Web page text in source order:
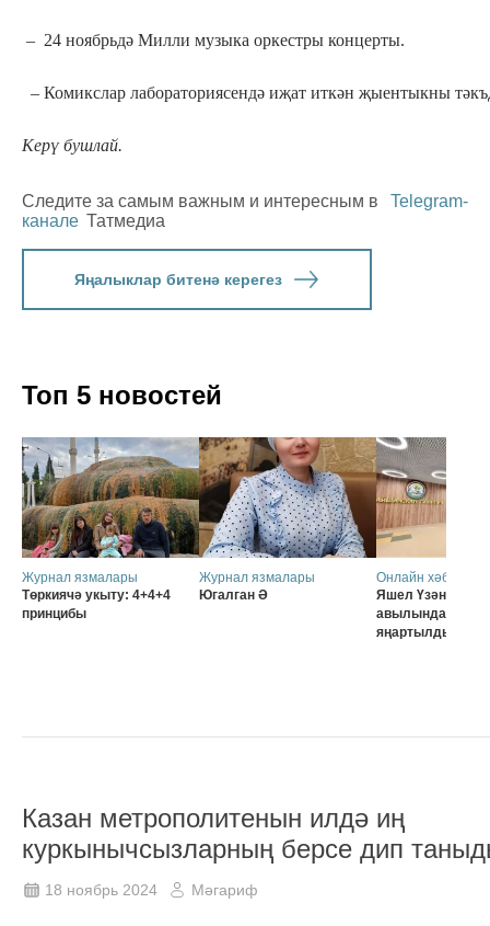
– 24 ноябрьдә Милли музыка оркестры концерты.
– Комикслар лабораториясендә иҗат иткән җыентыкны
Керү бушлай.
Следите за самым важным и интересным в
Telegram-
канале Татмедиа
Яңалыклар битенә керегез
Топ 5 новостей
Журнал язмалары
Төркиячә укыту: 4+4+4
принцибы
Журнал язмалары
Югалган Ә
Онлайн хәбәрләр
Яшел Үзәннең
авылында
яңартылды
Казан метрополитенын илдә иң
куркынычсызларның берсе дип
18 ноябрь 2024 Мәгариф